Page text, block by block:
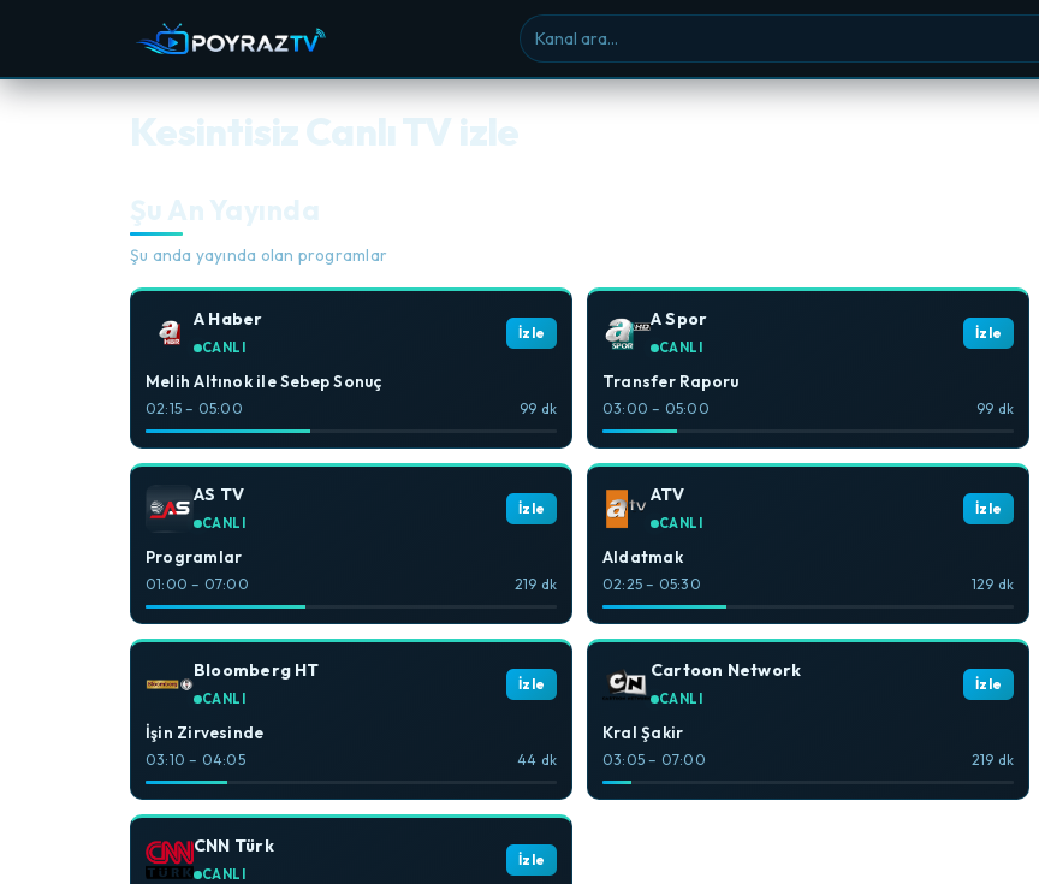
Kanal ara
Kesintisiz Canlı TV izle
Şu An Yayında
Şu anda yayında olan programlar
A Haber
CANLI
İzle
Melih Altınok ile Sebep Sonuç
02:15 – 05:00 99 dk
A Spor
CANLI
İzle
Transfer Raporu
03:00 – 05:00 99 dk
AS TV
CANLI
İzle
Programlar
01:00 – 07:00 219 dk
ATV
CANLI
İzle
Aldatmak
02:25 – 05:30 129 dk
Bloomberg HT
CANLI
İzle
İşin Zirvesinde
03:10 – 04:05 44 dk
Cartoon Network
CANLI
İzle
Kral Şakir
03:05 – 07:00 219 dk
CNN Türk
CANLI
İzle